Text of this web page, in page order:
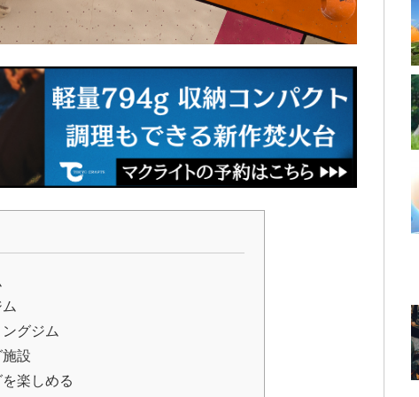
グジム
設
楽しめる